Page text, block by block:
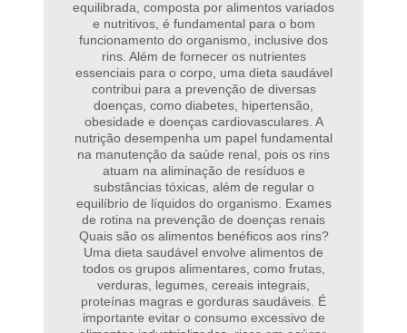
equilibrada, composta por alimentos variados
e nutritivos, é fundamental para o bom
funcionamento do organismo, inclusive dos
rins. Além de fornecer os nutrientes
essenciais para o corpo, uma dieta saudável
contribui para a prevenção de diversas
doenças, como diabetes, hipertensão,
obesidade e doenças cardiovasculares. A
nutrição desempenha um papel fundamental
na manutenção da saúde renal, pois os rins
atuam na aliminação de resíduos e
substâncias tóxicas, além de regular o
equilíbrio de líquidos do organismo. Exames
de rotina na prevenção de doenças renais
Quais são os alimentos benéficos aos rins?
Uma dieta saudável envolve alimentos de
todos os grupos alimentares, como frutas,
verduras, legumes, cereais integrais,
proteínas magras e gorduras saudáveis. É
importante evitar o consumo excessivo de